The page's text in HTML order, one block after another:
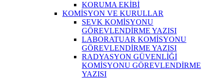
KORUMA EKİBİ
KOMİSYON VE KURULLAR
SEVK KOMİSYONU
GÖREVLENDİRME YAZISI
LABORATUAR KOMİSYONU
GÖREVLENDİRME YAZISI
RADYASYON GÜVENLİĞİ
KOMİSYONU GÖREVLENDİRME
YAZISI